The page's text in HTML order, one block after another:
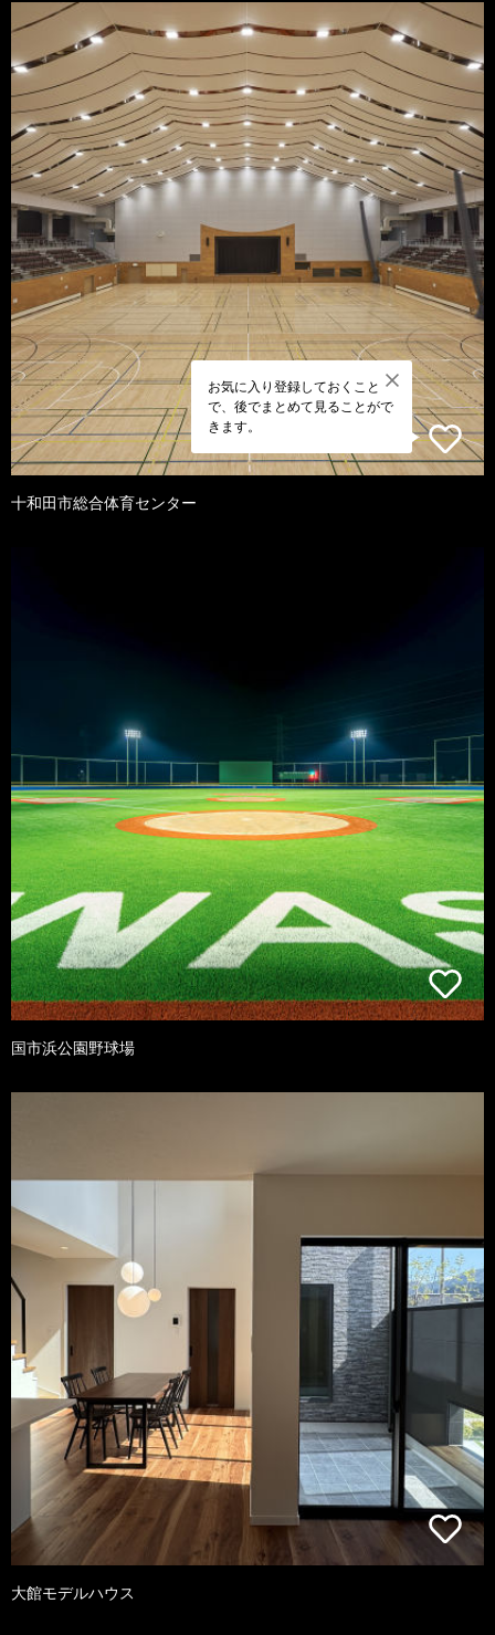
お気に入り登録しておくこと
で、後でまとめて見ることがで
きます。
十和田市総合体育センター
国市浜公園野球場
大館モデルハウス